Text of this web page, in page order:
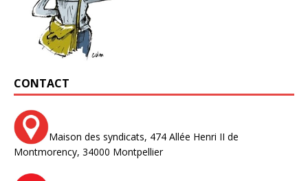
CONTACT
Maison des syndicats, 474 Allée Henri II de
Montmorency, 34000 Montpellier